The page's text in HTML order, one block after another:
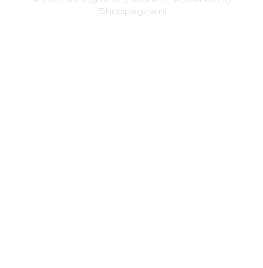
Shoppagina.nl